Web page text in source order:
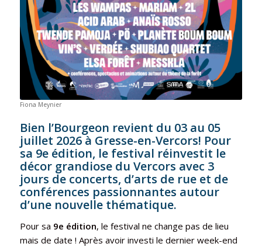
Fiona Meynier
Bien l’Bourgeon revient du 03 au 05
juillet 2026 à Gresse-en-Vercors! Pour
sa 9e édition, le festival réinvestit le
décor grandiose du Vercors avec 3
jours de concerts, d’arts de rue et de
conférences passionnantes autour
d’une nouvelle thématique.
Pour sa 9e édition, le festival ne change pas de lieu
mais de date ! Après avoir investi le dernier week-end